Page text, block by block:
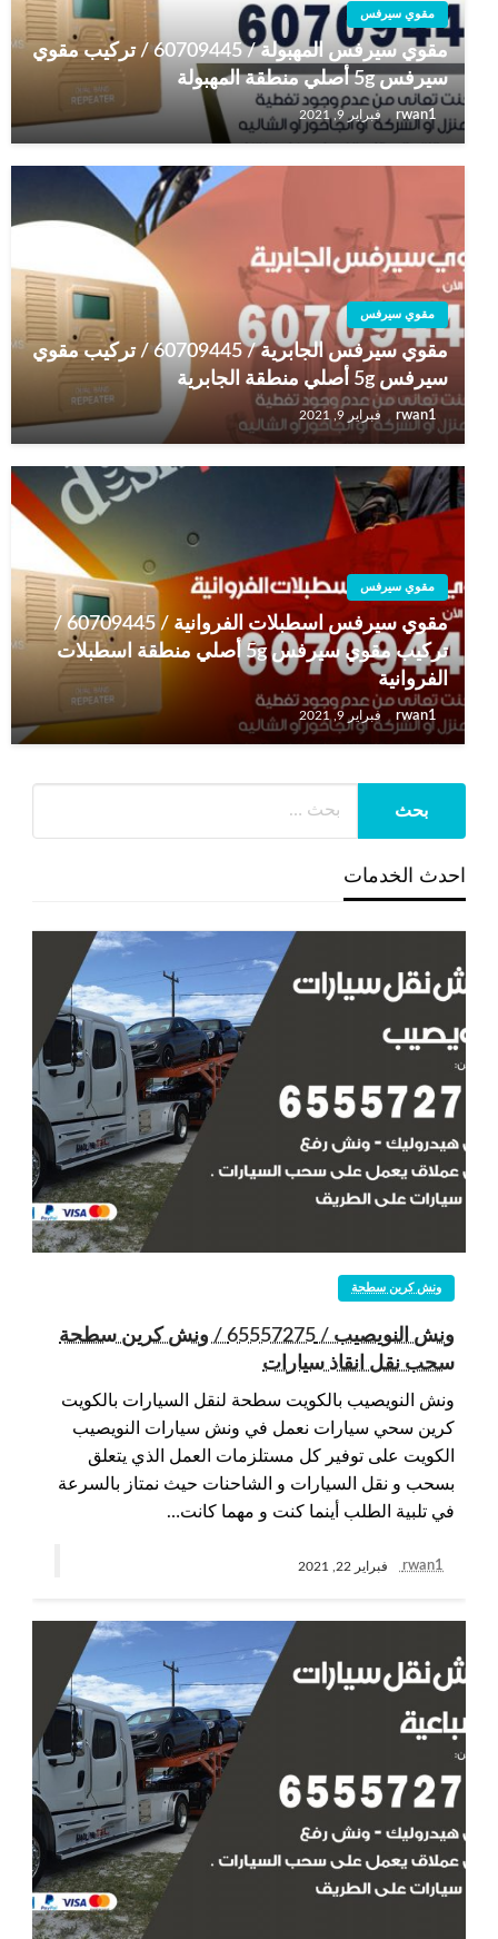
مقوي سيرفس
مقوي سيرفس المهبولة / 60709445 / تركيب مقوي
سيرفس 5g أصلي منطقة المهبولة
rwan1 فبراير 9, 2021
مقوي سيرفس
مقوي سيرفس الجابرية / 60709445 / تركيب مقوي
سيرفس 5g أصلي منطقة الجابرية
rwan1 فبراير 9, 2021
مقوي سيرفس
مقوي سيرفس اسطبلات الفروانية / 60709445 /
تركيب مقوي سيرفس 5g أصلي منطقة اسطبلات
الفروانية
rwan1 فبراير 9, 2021
احدث الخدمات
ونش كرين سطحة
ونش النويصيب / 65557275 / ونش كرين سطحة
سحب نقل انقاذ سيارات
ونش النويصيب بالكويت سطحة لنقل السيارات بالكويت
كرين سحي سيارات نعمل في ونش سيارات النويصيب
الكويت على توفير كل مستلزمات العمل الذي يتعلق
بسحب و نقل السيارات و الشاحنات حيث نمتاز بالسرعة
في تلبية الطلب أينما كنت و مهما كانت…
rwan1 فبراير 22, 2021